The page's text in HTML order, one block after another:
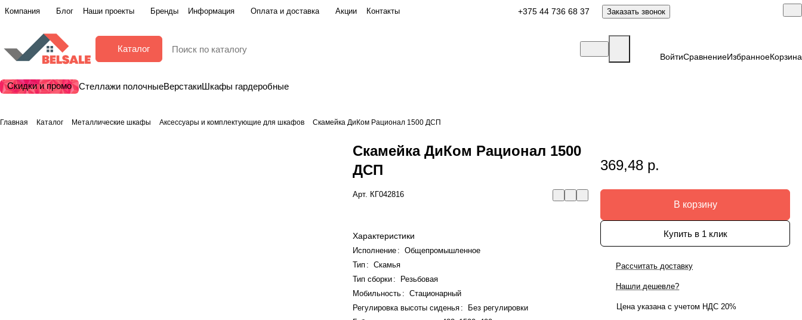
Компания Блог Наши проекты Бренды Информация Оплата и доставка Акции Контакты +375 44 736 68 37 Заказать звонок
Каталог
ВойтиСравнениеИзбранноеКорзина
Скидки и промо Стеллажи полочныеВерстакиШкафы гардеробные
Главная Каталог Металлические шкафы Аксессуары и комплектующие для шкафов Скамейка ДиКом Рационал 1500 ДСП
Скамейка ДиКом Рационал 1500
ДСП
Арт. КГ042816
Характеристики
Исполнение :
Общепромышленное
Тип :
Скамья
Тип сборки:
Резьбовая
Мобильность :
Стационарный
Регулировка высоты сиденья :
Без регулировки
369,48 р.
В корзину
Купить в 1 клик
Рассчитать доставку
Нашли дешевле?
Цена указана с учетом НДС 20%